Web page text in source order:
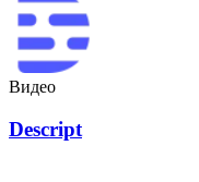
Видео
Descript